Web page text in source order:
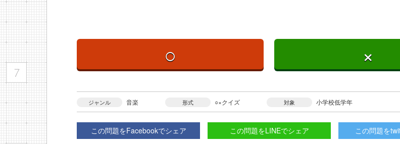
○ ×
ジャンル 音楽 形式 ○×クイズ 対象 小学校低学年
この問題をFacebookでシェア この問題をLINEでシェア この問題を